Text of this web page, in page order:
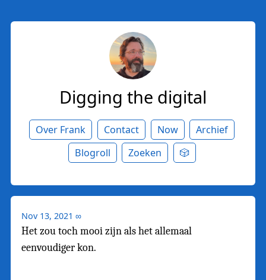
Digging the digital
Over Frank Contact Now
Archief
Blogroll
Zoeken 🎲
Nov 13, 2021 ∞
Het zou toch mooi zijn als het allemaal
eenvoudiger kon.